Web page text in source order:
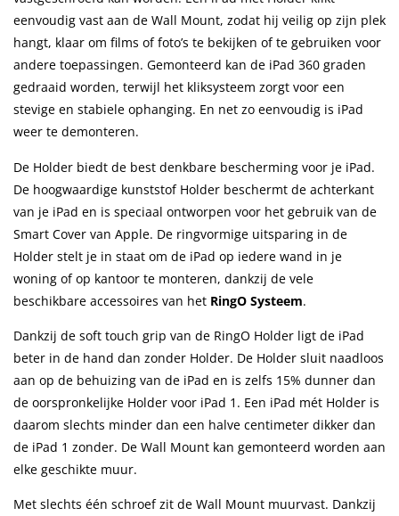
eenvoudig vast aan de Wall Mount, zodat hij veilig op zijn plek
hangt, klaar om films of foto’s te bekijken of te gebruiken voor
andere toepassingen. Gemonteerd kan de iPad 360 graden
gedraaid worden, terwijl het kliksysteem zorgt voor een
stevige en stabiele ophanging. En net zo eenvoudig is iPad
weer te demonteren.
De Holder biedt de best denkbare bescherming voor je iPad.
De hoogwaardige kunststof Holder beschermt de achterkant
van je iPad en is speciaal ontworpen voor het gebruik van de
Smart Cover van Apple. De ringvormige uitsparing in de
Holder stelt je in staat om de iPad op iedere wand in je
woning of op kantoor te monteren, dankzij de vele
beschikbare accessoires van het RingO Systeem.
Dankzij de soft touch grip van de RingO Holder ligt de iPad
beter in de hand dan zonder Holder. De Holder sluit naadloos
aan op de behuizing van de iPad en is zelfs 15% dunner dan
de oorspronkelijke Holder voor iPad 1. Een iPad mét Holder is
daarom slechts minder dan een halve centimeter dikker dan
de iPad 1 zonder. De Wall Mount kan gemonteerd worden aan
elke geschikte muur.
Met slechts één schroef zit de Wall Mount muurvast. Dankzij